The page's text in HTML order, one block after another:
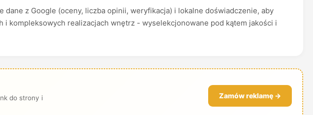
dane z Google (oceny, liczba opinii, weryfikacja) i lokalne doświadczenie, aby
i kompleksowych realizacjach wnętrz - wyselekcjonowane pod kątem jakości i
do strony i
Zamów reklamę →